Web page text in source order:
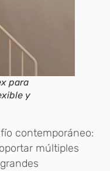
para
y
contemporáneo:
múltiples